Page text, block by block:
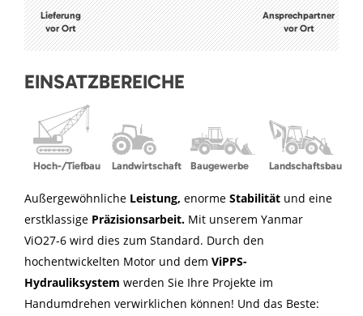
Lieferung
vor Ort
Ansprechpartner
vor Ort
EINSATZBEREICHE
Hoch-/Tiefbau Landwirtschaft Baugewerbe Landschaftsbau
Außergewöhnliche Leistung, enorme Stabilität und eine
erstklassige Präzisionsarbeit. Mit unserem Yanmar
ViO27-6 wird dies zum Standard. Durch den
hochentwickelten Motor und dem ViPPS-
Hydrauliksystem werden Sie Ihre Projekte im
Handumdrehen verwirklichen können! Und das Beste: